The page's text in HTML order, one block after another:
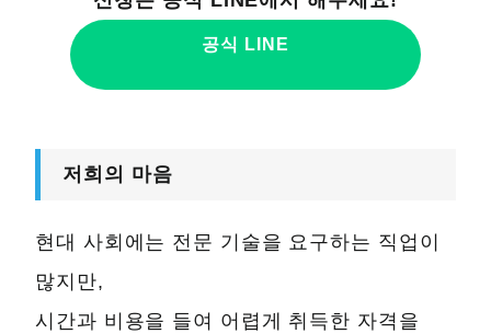
공식 LINE
저희의 마음
현대 사회에는 전문 기술을 요구하는 직업이
많지만,
시간과 비용을 들여 어렵게 취득한 자격을